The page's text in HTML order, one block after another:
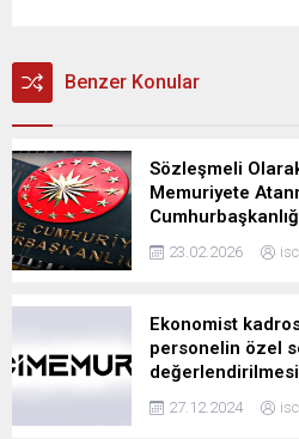
Benzer Konular
Sözleşmeli
Memuriyete
23.02.2026
Ekonomist
personelin özel
değerlendirilmesi
27.12.2024